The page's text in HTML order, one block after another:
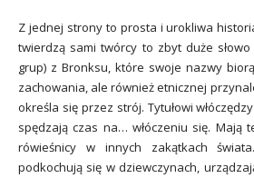
Z jednej strony to prosta i urokliwa
twierdzą sami twórcy to zbyt duże
grup) z Bronksu, które swoje nazwy
zachowania, ale również etnicznej
określa się przez strój. Tytułowiwłóczędzy
spędzają czas na… włóczeniu się. Mają
rówieśnicy w innych zakątkach
podkochują się w dziewczynach,